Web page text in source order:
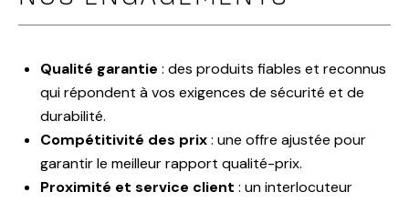
Qualité garantie : des produits fiables et reconnus
qui répondent à vos exigences de sécurité et de
durabilité.
Compétitivité des prix: une offre ajustée pour
garantir le meilleur rapport qualité-prix.
Proximité et service client : un interlocuteur